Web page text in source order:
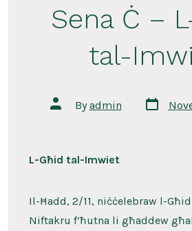
Sena Ċ –
tal-
Post
author
Byadmin
Post
date
L-Għid tal-Imwiet
Il-Ħadd, 2/11, niċċelebraw l-
Niftakru f’ħutna li għaddew